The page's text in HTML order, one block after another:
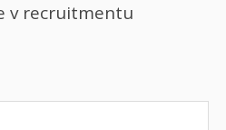
v recruitmentu